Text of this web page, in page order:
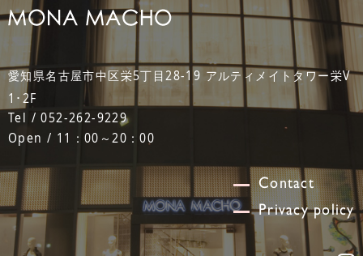
愛知県名古屋市中区栄5丁目28-19 アルティメイトタワー栄V
1･2F
Tel / 052-262-9229
Open / 11：00～20：00
Contact
Privacy policy